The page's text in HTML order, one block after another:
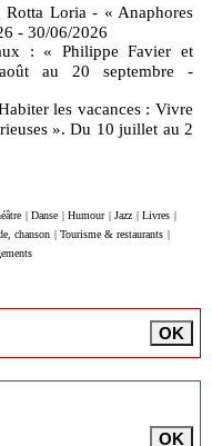
Loria - « Anaphores
- 30/06/2026
: « Philippe Favier et
au 20 septembre
-
les vacances : Vivre
». Du 10 juillet au 2
Danse Humour Jazz Livres
chanson Tourisme & restaurants